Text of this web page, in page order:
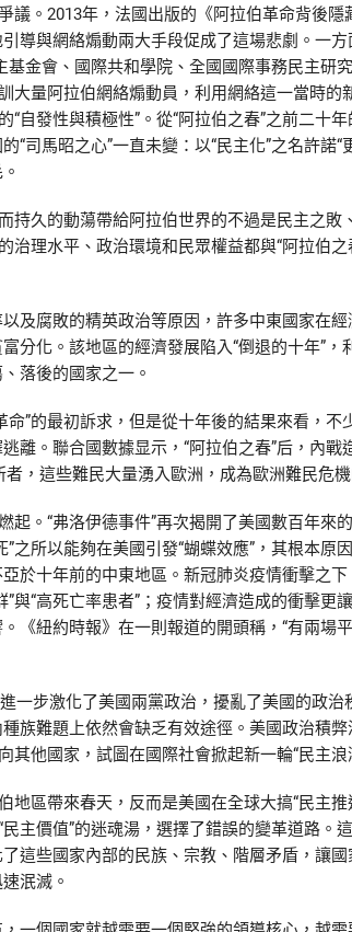
。2013年，法國出版的《阿拉伯革命背後隱
導與網絡煽動兩大手段促成了這場悲劇。一方
金會、國際共和學院、全國國際事務民主研
大量阿拉伯網絡煽動員，利用網絡這一當時的
自發性與積極性”。從“阿拉伯之春”之前二十
司馬昭之心”一直未變：以“民主化”之名許諾“
久的動蕩帶給阿拉伯世界的不過是民主之敗
治理水平、政治環境和民眾權益都與“阿拉伯
腐敗的精英政治等原因，許多中東國家在經
分化。該地區的經濟發展陷入“倒退的十年”，
落後的國家之一。
的最初訴求，但是從十年後的結果來看，不
離。聯合國數據显示，“阿拉伯之春”后，內戰
，這些難民大量湧入歐洲，成為歐洲難民危機
。“弗洛伊德事件”再次揭開了美國數百年來
之所以能夠在美國引發“蝴蝶效應”，其根本原
於十年前的中東地區。新冠肺炎疫情衝擊之
與“高死亡率患者”；疫情對經濟造成的衝擊更
《紐約時報》在一則報道的開頭稱，“有兩場
步激化了美國兩黨政治，擾亂了美國的政治
族難題上依然會缺乏有效途徑。美國政治積
他國家，試圖在國際社會掀起新一輪“民主浪
區帶來春天，反而是美國在全球大搞“民主推
主價值”的迷魂湯，選擇了錯誤的變革道路。
這些國家內部的民族、宗教、階層矛盾，讓
泯滅。